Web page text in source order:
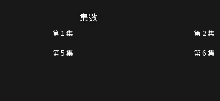
集數
第 1 集 第 2 集
第 5 集
第 6 集